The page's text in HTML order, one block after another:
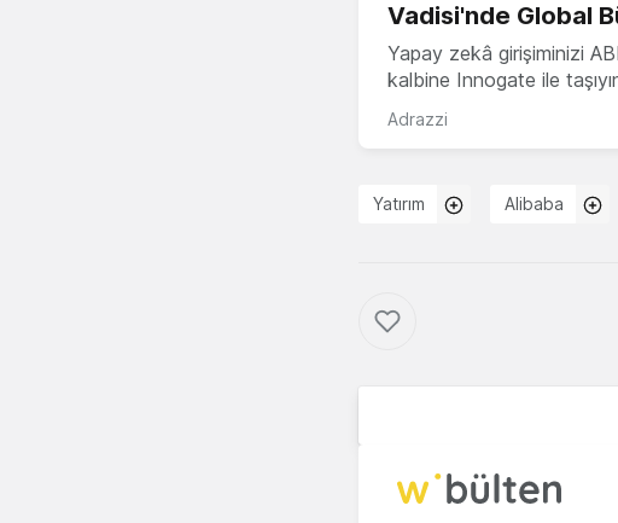
Vadisi'nde Global
Yapay zekâ girişiminizi
kalbine Innogate ile
Adrazzi
Yatırım Alibaba